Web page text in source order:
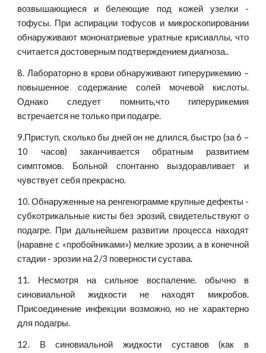
возвышающиеся и белеющие под кожей узелки -
тофусы. При аспирации тофусов и микроскопировании
обнаруживают мононатриевые уратные крисиаллы, что
считается достоверным подтверждением диагноза..
8. Лабораторно в крови обнаруживают гиперурикемию –
повышенное содержание солей мочевой кислоты.
Однако следует помнить,что гиперурикемия
встречается не только при подагре.
9.Приступ, сколько бы дней он не длился, быстро (за 6 –
10 часов) заканчивается обратным развитием
симптомов. Больной спонтанно выздоравливает и
чувствует себя прекрасно.
10. Обнаруженные на ренгенограмме крупные дефекты -
субкотрикальные кисты без эрозий, свидетельствуют о
подагре. При дальнейшем развитии процесса находят
(наравне с «пробойниками») мелкие эрозии, а в конечной
стадии - эрозии на 2/3 поверности сустава.
11. Несмотря на сильное воспаление. обычно в
синовиальной жидкости не находят микробов.
Присоединение инфекции возможно, но не характерно
для подагры.
12. В синовиальной жидкости суставов (как в